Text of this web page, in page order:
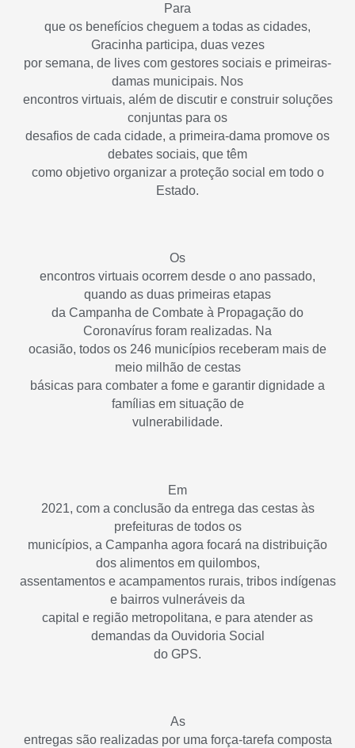
Para
que os benefícios cheguem a todas as cidades,
Gracinha participa, duas vezes
por semana, de lives com gestores sociais e primeiras-
damas municipais. Nos
encontros virtuais, além de discutir e construir soluções
conjuntas para os
desafios de cada cidade, a primeira-dama promove os
debates sociais, que têm
como objetivo organizar a proteção social em todo o
Estado.
Os
encontros virtuais ocorrem desde o ano passado,
quando as duas primeiras etapas
da Campanha de Combate à Propagação do
Coronavírus foram realizadas. Na
ocasião, todos os 246 municípios receberam mais de
meio milhão de cestas
básicas para combater a fome e garantir dignidade a
famílias em situação de
vulnerabilidade.
Em
2021, com a conclusão da entrega das cestas às
prefeituras de todos os
municípios, a Campanha agora focará na distribuição
dos alimentos em quilombos,
assentamentos e acampamentos rurais, tribos indígenas
e bairros vulneráveis da
capital e região metropolitana, e para atender as
demandas da Ouvidoria Social
do GPS.
As
entregas são realizadas por uma força-tarefa composta